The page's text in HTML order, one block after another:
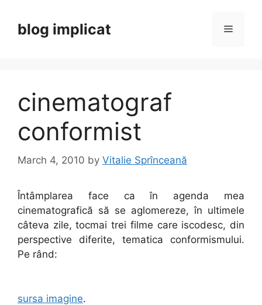
contentblog implicat Menu
cinematograf
conformist
March 4, 2010 by Vitalie Sprînceană
Întâmplarea face ca în agenda mea
cinematografică să se aglomereze, în ultimele
câteva zile, tocmai trei filme care iscodesc, din
perspective diferite, tematica conformismului.
Pe rând:
sursa imagine.